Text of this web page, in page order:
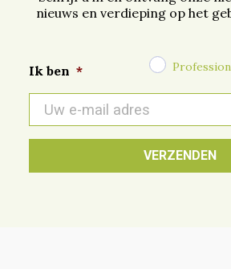
nieuws en verdieping op het
Ik ben *
mail
*